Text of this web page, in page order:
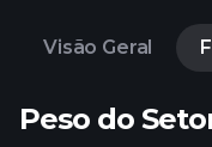
Visão Geral
Peso do